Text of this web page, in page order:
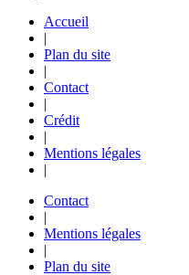
Accueil
|
Plan du site
|
Contact
|
Crédit
|
Mentions légales
|
Contact
|
Mentions légales
|
Plan du site